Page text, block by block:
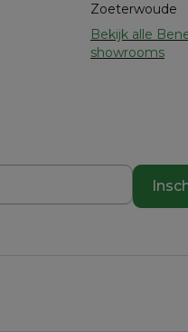
Zoeterwoude
Bekijk alle
showrooms